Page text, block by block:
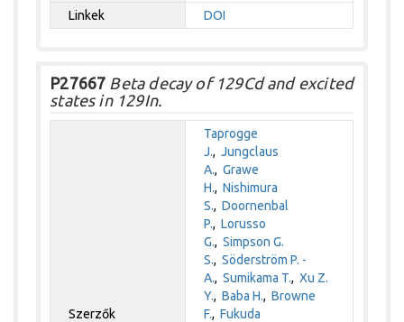
Linkek
DOI
P27667 Beta decay of 129Cd and excited
states in 129In.
Szerzők
Taprogge
J.,Jungclaus
A.,Grawe
H.,Nishimura
S.,Doornenbal
P.,Lorusso
G.,Simpson G.
S.,Söderström P. -
A.,Sumikama T.,Xu Z.
Y.,Baba H.,Browne
F.,Fukuda